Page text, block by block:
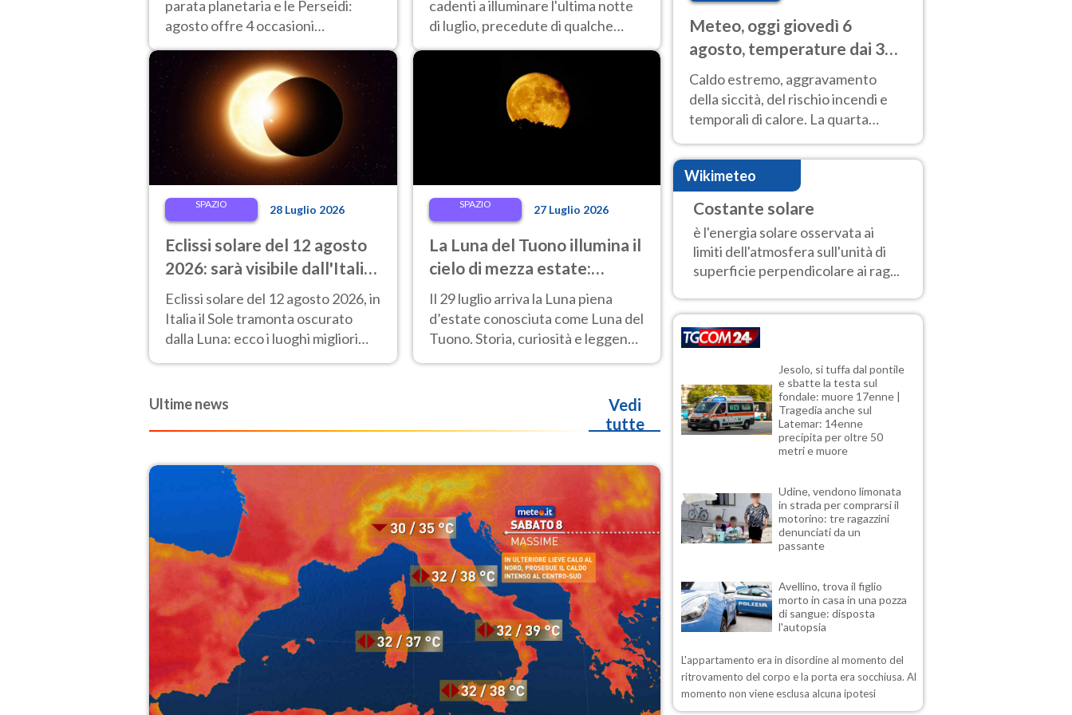
parata planetaria e le Perseidi:
agosto offre 4 occasioni
imperdibili per alzare gli occhi al
firmamento.
cadenti a illuminare l'ultima notte
di luglio, precedute di qualche
giorno dalla Luna piena del Cervo
SPAZIO 28 Luglio 2026
Eclissi solare del 12 agosto
2026: sarà visibile dall'Italia?
Ecco dove ammirarla al
tramonto
Eclissi solare del 12 agosto 2026, in
Italia il Sole tramonta oscurato
dalla Luna: ecco i luoghi migliori
SPAZIO 27 Luglio 2026
La Luna del Tuono illumina il
cielo di mezza estate:
quando e come osservarla
Il 29 luglio arriva la Luna piena
d’estate conosciuta come Luna del
Tuono. Storia, curiosità e leggende
Ultime news
Vedi
tutte
Meteo, oggi giovedì 6
agosto, temperature dai 33
ai 40 gradi
Caldo estremo, aggravamento
della siccità, del rischio incendi e
temporali di calore. La quarta
intensa ondata di calore non dà
tregua e durerà fino Ferragosto
Wikimeteo
Costante solare
è l'energia solare osservata ai
limiti dell'atmosfera sull'unità di
superficie perpendicolare ai rag...
Jesolo, si tuffa dal pontile
e sbatte la testa sul
fondale: muore 17enne |
Tragedia anche sul
Latemar: 14enne
precipita per oltre 50
metri e muore
Udine, vendono limonata
in strada per comprarsi il
motorino: tre ragazzini
denunciati da un
passante
Avellino, trova il figlio
morto in casa in una pozza
di sangue: disposta
l'autopsia
L'appartamento era in disordine al momento del
ritrovamento del corpo e la porta era socchiusa. Al
momento non viene esclusa alcuna ipotesi